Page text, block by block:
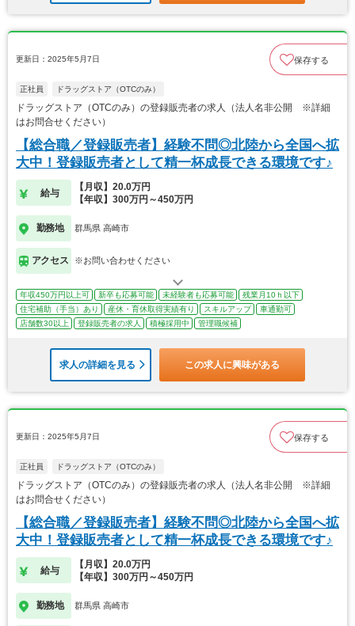
更新日：2025年5月7日 保存する
正社員 ドラッグストア（OTCのみ）
ドラッグストア（OTCのみ）の登録販売者の求人（法人名非公開 ※詳細
はお問合せください）
【総合職／登録販売者】経験不問◎北陸から全国へ拡
大中！登録販売者として精一杯成長できる環境です♪
給与
【月収】20.0万円
【年収】300万円～450万円
勤務地 群馬県 高崎市
アクセス ※お問い合わせください
年収450万円以上可 新卒も応募可能 未経験者も応募可能
残業月10ｈ以下
住宅補助（手当）あり
産休・育休取得実績有り スキルアップ
車通勤可
店舗数30以上
登録販売者の求人 積極採用中 管理職候補
求人の詳細を見る この求人に興味がある
更新日：2025年5月7日 保存する
正社員 ドラッグストア（OTCのみ）
ドラッグストア（OTCのみ）の登録販売者の求人（法人名非公開 ※詳細
はお問合せください）
【総合職／登録販売者】経験不問◎北陸から全国へ拡
大中！登録販売者として精一杯成長できる環境です♪
給与
【月収】20.0万円
【年収】300万円～450万円
勤務地 群馬県 高崎市